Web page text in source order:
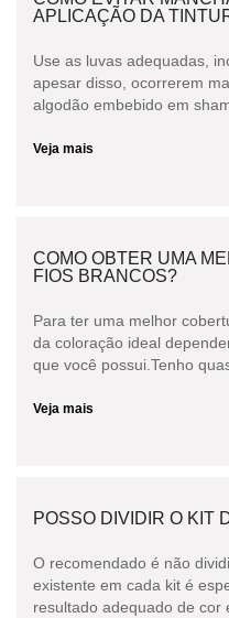
APLICAÇÃO DA
Use as luvas adequadas,
apesar disso, ocorrerem
algodão embebido em
Veja mais
COMO OBTER UMA
FIOS BRANCOS?
Para ter uma melhor
da coloração ideal
que você possui.Tenho
Veja mais
POSSO DIVIDIR O KIT
O recomendado é não
existente em cada kit é
resultado adequado de cor